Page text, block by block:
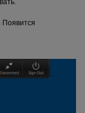
. Появится